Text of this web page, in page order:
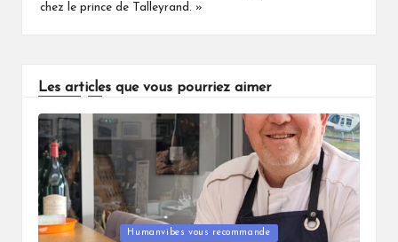
chez le prince de Talleyrand. »
Les articles que vous pourriez aimer
Posted
Humanvibes vous recommande